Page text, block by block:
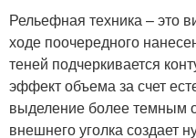
Рельефная техника – это
ходе поочередного
теней подчеркивается
эффект объема за счет
выделение более темным
внешнего уголка создает